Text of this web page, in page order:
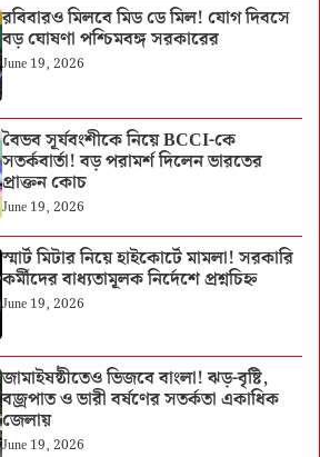
রবিবারও মিলবে মিড ডে মিল! যোগ দিবসে
বড় ঘোষণা পশ্চিমবঙ্গ সরকারের
June 19, 2026
বৈভব সূর্যবংশীকে নিয়ে BCCI-কে
সতর্কবার্তা! বড় পরামর্শ দিলেন ভারতের
প্রাক্তন কোচ
June 19, 2026
স্মার্ট মিটার নিয়ে হাইকোর্টে মামলা! সরকারি
কর্মীদের বাধ্যতামূলক নির্দেশে প্রশ্নচিহ্ন
June 19, 2026
জামাইষষ্ঠীতেও ভিজবে বাংলা! ঝড়-বৃষ্টি,
বজ্রপাত ও ভারী বর্ষণের সতর্কতা একাধিক
জেলায়
June 19, 2026